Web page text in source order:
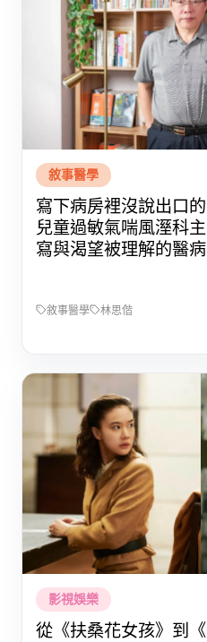
敘事醫學
寫下病房裡沒說出口
兒童過敏氣喘風溼科
寫與渴望被理解的醫
敘事醫學 林思偕
影視娛樂
從《扶桑花女孩》到